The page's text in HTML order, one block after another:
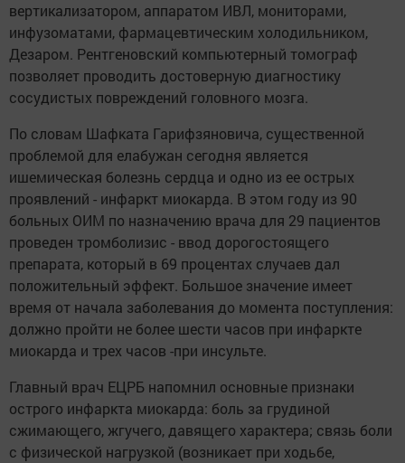
вертикализатором, аппаратом ИВЛ, мониторами,
инфузоматами, фармацевтическим холодильником,
Дезаром. Рентгеновский компьютерный томограф
позволяет проводить достоверную диагностику
сосудистых повреждений головного мозга.
По словам Шафката Гарифзяновича, существенной
проблемой для елабужан сегодня является
ишемическая болезнь сердца и одно из ее острых
проявлений - инфаркт миокарда. В этом году из 90
больных ОИМ по назначению врача для 29 пациентов
проведен тромболизис - ввод дорогостоящего
препарата, который в 69 процентах случаев дал
положительный эффект. Большое значение имеет
время от начала заболевания до момента поступления:
должно пройти не более шести часов при инфаркте
миокарда и трех часов -при инсульте.
Главный врач ЕЦРБ напомнил основные признаки
острого инфаркта миокарда: боль за грудиной
сжимающего, жгучего, давящего характера; связь боли
с физической нагрузкой (возникает при ходьбе,